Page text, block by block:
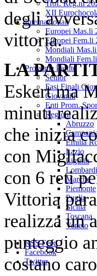
Trof. Reg.ni
XII
Internazionali
Europei Mas.li
Europei Fem.li
Mondiali
Mondiali
Prossime Partite
Senior
Fasi Finali
Giovanili
Enti Prom.
Regioni
Abruzzo
Emilia
Lazio
Liguria
Marche
Piemonte
Puglia
Sicilia
Toscana
Veneto
RSS Feed
Facebook
Twitter
degli
vittoria.
LA
Eskert ma
minuti
che inizia
con
con 6 reti
Vittoria
realizza un
punteggio
costano